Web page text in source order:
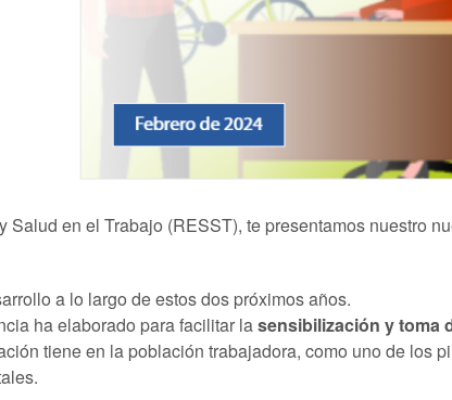
en el Trabajo (RESST), te presentamos nuestro
a lo largo de estos dos próximos años.
ha elaborado para facilitar lasensibilización y toma
tiene en la población trabajadora, como uno de los